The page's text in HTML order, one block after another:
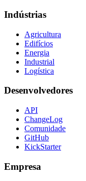
Indústrias
Agricultura
Edifícios
Energia
Industrial
Logística
Desenvolvedores
API
ChangeLog
Comunidade
GitHub
KickStarter
Empresa